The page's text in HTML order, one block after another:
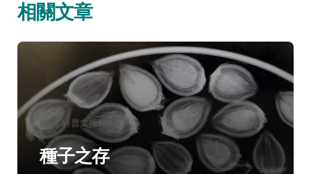
相關文章
分
類：
植物 科普文摘精選
種子之存